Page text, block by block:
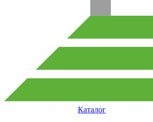
Каталог